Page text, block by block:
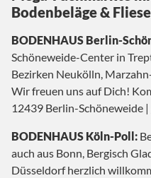
Bodenbeläge &
BODENHAUS Berlin-
Schöneweide-Center in
Bezirken Neukölln,
Wir freuen uns auf Dich!
12439 Berlin-Schöneweide |
BODENHAUS Köln-Poll:
auch aus Bonn, Bergisch
Düsseldorf herzlich